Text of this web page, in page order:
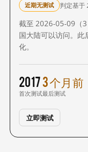
近期无测试 判定基于
截至 2026-05-09（3
国大陆可以访问。此
化。
2017
首次测试
3 个月前
最后测试
立即测试